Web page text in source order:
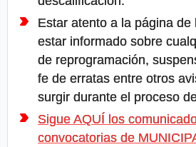
Estar atento a la página
estar informado sobre
de reprogramación,
fe de erratas entre otros
surgir durante el proceso
Sigue AQUÍ los
convocatorias de